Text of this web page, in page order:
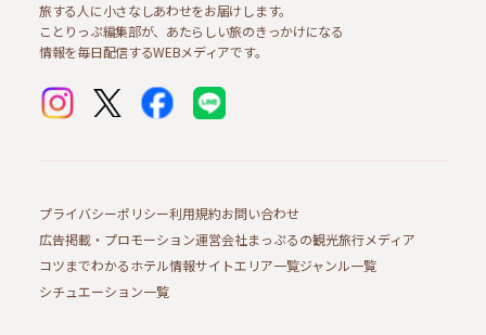
旅する人に小さなしあわせをお届けします。
ことりっぷ編集部が、あたらしい旅のきっかけになる
情報を毎日配信するWEBメディアです。
プライバシーポリシー利用規約お問い合わせ
広告掲載・プロモーション運営会社まっぷるの観光旅行メディア
コツまでわかるホテル情報サイトエリア一覧ジャンル一覧
シチュエーション一覧